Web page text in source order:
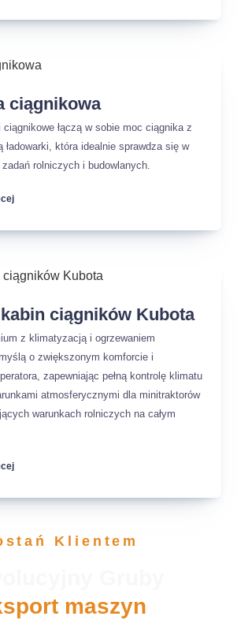
ciągnikowa
ciągnikowe łączą w sobie moc ciągnika z
ładowarki, która idealnie sprawdza się w
rolniczych i budowlanych.
ciągników Kubota
z klimatyzacją i ogrzewaniem
o zwiększonym komforcie i
zapewniając pełną kontrolę klimatu
atmosferycznymi dla minitraktorów
warunkach rolniczych na całym
Klientem
maszyn